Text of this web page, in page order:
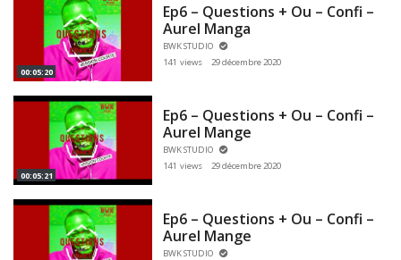
00:05:20
Ep6 – Questions + Ou – Confi –
Aurel Manga
BWK STUDIO
141 views
29 décembre 2020
00:05:21
Ep6 – Questions + Ou – Confi –
Aurel Mange
BWK STUDIO
141 views
29 décembre 2020
Ep6 – Questions + Ou – Confi –
Aurel Mange
BWK STUDIO